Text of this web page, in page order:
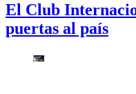
El Club
puertas al país